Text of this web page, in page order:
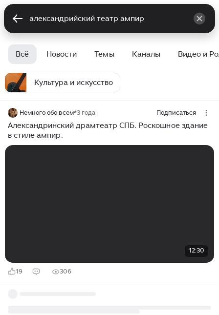
Всё Новости Темы Каналы Видео и
Культура и искусство
Немного обо всем*3 года Подписаться
Александринский драмтеатр СПБ. Роскошное здание
в стиле ампир.
12:30
19 306